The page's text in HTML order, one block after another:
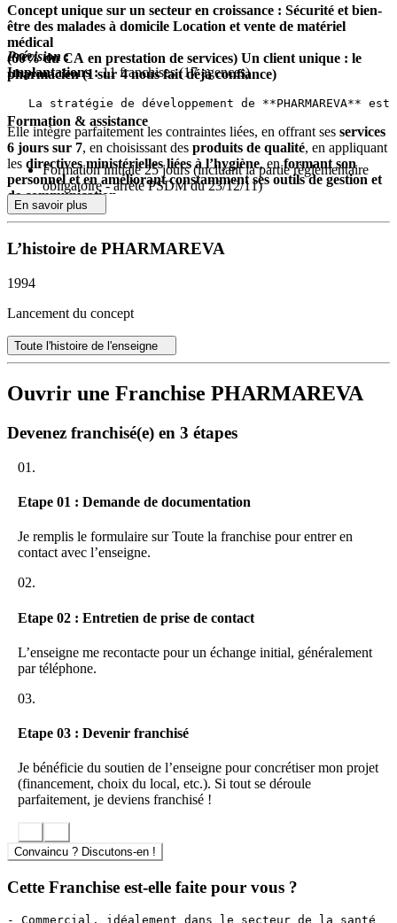
Concept unique sur un secteur en croissance : Sécurité et bien-
être des malades à domicile Location et vente de matériel
médical
(60% du CA en prestation de services) Un client unique : le
pharmacien (1 sur 4 nous fait déjà confiance)
Elle intègre parfaitement les contraintes liées, en offrant ses services
6 jours sur 7, en choisissant des produits de qualité, en appliquant
les directives ministérielles liées à l’hygiène, enformant son
personnel et en améliorant constamment ses outils de gestion et
de communication.
Précision :
Implantations :11 franchises (17 agences)
Formation & assistance
Formation initiale 25 jours (incluant la partie règlementaire
obligatoire - arrêté PSDM du 23/12/11)
Accompagnement à la recherche du local, la signature du bail
et l’obtention du financement
commerciales, …)
En savoir plus
L’histoire de PHARMAREVA
1994
Lancement du concept
Toute l'histoire de l'enseigne
Ouvrir une Franchise PHARMAREVA
Devenez franchisé(e) en 3 étapes
01.
Etape 01 : Demande de documentation
Je remplis le formulaire sur Toute la franchise pour entrer en
contact avec l’enseigne.
02.
Etape 02 : Entretien de prise de contact
L’enseigne me recontacte pour un échange initial, généralement
par téléphone.
03.
Etape 03 : Devenir franchisé
Je bénéficie du soutien de l’enseigne pour concrétiser mon projet
(financement, choix du local, etc.). Si tout se déroule
parfaitement, je deviens franchisé !
Convaincu ? Discutons-en !
Cette Franchise est-elle faite pour vous ?